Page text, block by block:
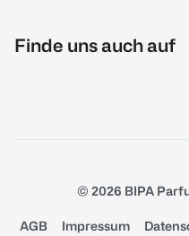
Finde uns auch auf
© 2026 BIPA
AGB Impressum